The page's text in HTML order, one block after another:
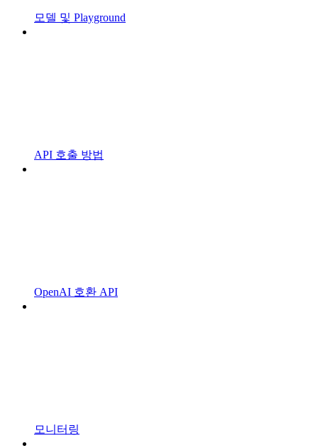
모델 및 Playground
API 호출 방법
OpenAI 호환 API
모니터링